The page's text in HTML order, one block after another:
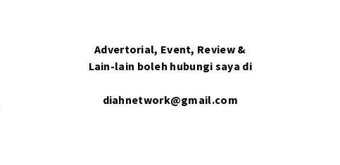
Advertorial, Event, Review &
Lain-lain boleh hubungi saya di
diahnetwork@gmail.com